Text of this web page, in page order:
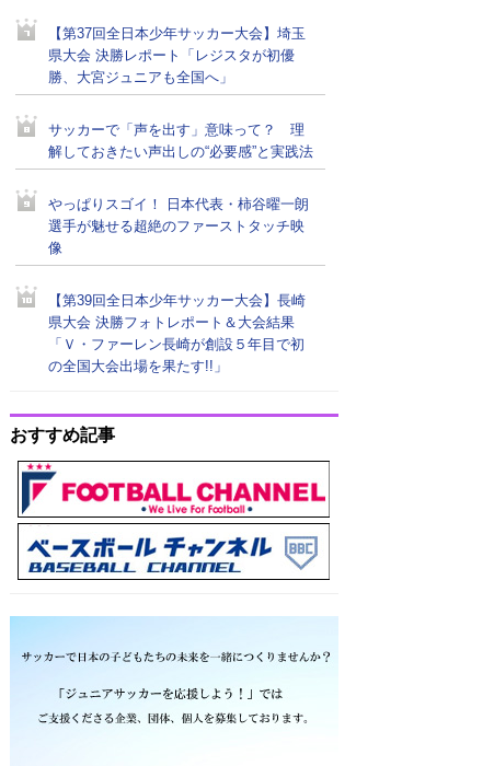
【第37回全日本少年サッカー大会】埼玉
県大会 決勝レポート「レジスタが初優
勝、大宮ジュニアも全国へ」
サッカーで「声を出す」意味って？ 理
解しておきたい声出しの“必要感”と実践法
やっぱりスゴイ！ 日本代表・柿谷曜一朗
選手が魅せる超絶のファーストタッチ映
像
【第39回全日本少年サッカー大会】長崎
県大会 決勝フォトレポート＆大会結果
「Ｖ・ファーレン長崎が創設５年目で初
の全国大会出場を果たす!!」
おすすめ記事